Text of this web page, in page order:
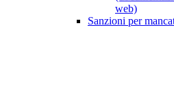
web)
Sanzioni per